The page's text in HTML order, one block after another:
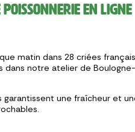
en ligne
matin dans 28 criées
dans notre atelier de Boulogne-
garantissent une fraîcheur et